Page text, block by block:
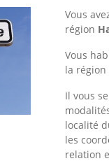
Vous
région
Vous
la région
Il vous
localité
les
relation